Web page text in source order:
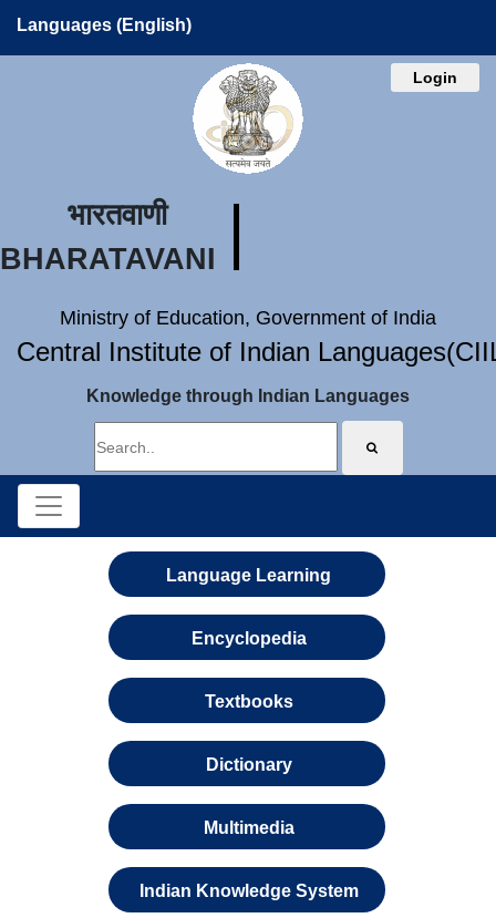
Languages (English)
Login
भारतवाणी
BHARATAVANI
Ministry of Education, Government of India
Central Institute of Indian
Knowledge through Indian Languages
Language Learning
Encyclopedia
Textbooks
Dictionary
Multimedia
Indian Knowledge System